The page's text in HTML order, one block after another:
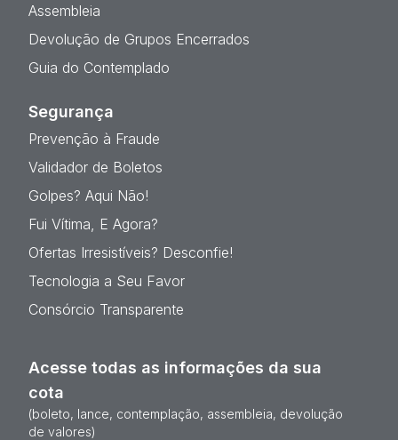
Assembleia
Devolução de Grupos Encerrados
Guia do Contemplado
Segurança
Prevenção à Fraude
Validador de Boletos
Golpes? Aqui Não!
Fui Vítima, E Agora?
Ofertas Irresistíveis? Desconfie!
Tecnologia a Seu Favor
Consórcio Transparente
Acesse todas as informações da sua
cota
(boleto, lance, contemplação, assembleia, devolução
de valores)